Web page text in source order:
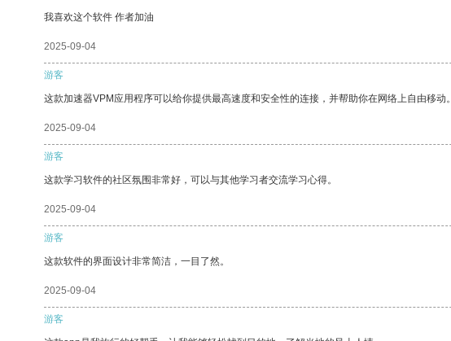
我喜欢这个软件 作者加油
2025-09-04
游客
这款加速器VPM应用程序可以给你提供最高速度和安全性的连接，并帮助你在网络上自由移动。
2025-09-04
游客
这款学习软件的社区氛围非常好，可以与其他学习者交流学习心得。
2025-09-04
游客
这款软件的界面设计非常简洁，一目了然。
2025-09-04
游客